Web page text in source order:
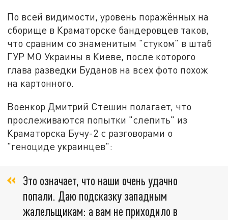
По всей видимости, уровень поражённых на
сборище в Краматорске бандеровцев таков,
что сравним со знаменитым "стуком" в штаб
ГУР МО Украины в Киеве, после которого
глава разведки Буданов на всех фото похож
на картонного.
Военкор Дмитрий Стешин полагает, что
прослеживаются попытки "слепить" из
Краматорска Бучу-2 с разговорами о
"геноциде украинцев":
Это означает, что наши очень удачно
попали. Даю подсказку западным
жалельщикам: а вам не приходило в